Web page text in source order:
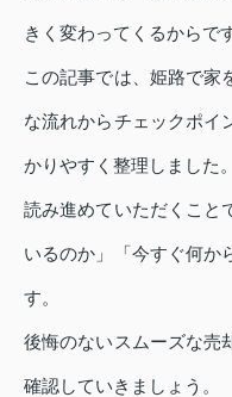
きく変わってくるからで
この記事では、姫路で家
な流れからチェックポイ
かりやすく整理しました。
読み進めていただくこと
いるのか」「今すぐ何か
す。
後悔のないスムーズな売
確認していきましょう。